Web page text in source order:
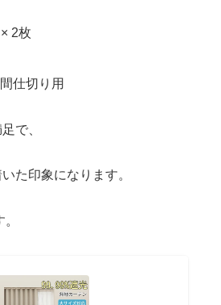
2枚
仕切り用
で、
た印象になります。